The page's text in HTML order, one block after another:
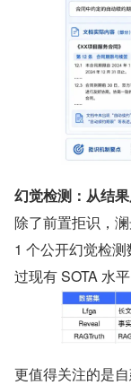
幻觉检测：从结
除了前置拒识，
1 个公开幻觉检
过现有 SOTA 水
更值得关注的是